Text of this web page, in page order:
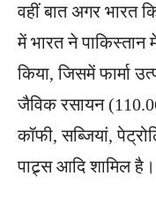
वहीं बात अगर भारत
में भारत ने पाकिस्तान
किया, जिसमें फार्मा
जैविक रसायन
कॉफी, सब्जियां,
पाट्र्स आदि शामिल है।